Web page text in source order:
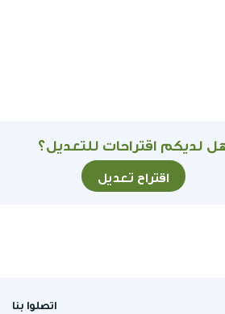
لديكم اقتراحات للتعديل؟
اقتراح تعديل
اتصلوا بنا